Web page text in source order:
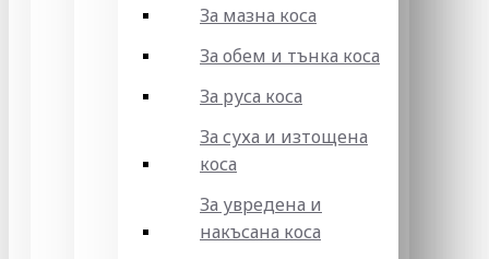
За мазна коса
За обем и тънка коса
За руса коса
За суха и изтощена
коса
За увредена и
накъсана коса